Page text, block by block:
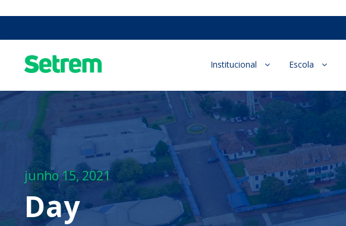
Institucional Escola
junho 15, 2021
Day